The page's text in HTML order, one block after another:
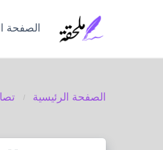
الصفحة
الصفحة الرئيسية